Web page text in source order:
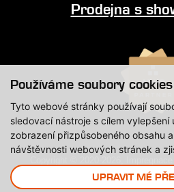
Používáme soubory cookies
Tyto webové stránky používají
sledovací nástroje s cílem
zobrazení přizpůsobeného obsahu
návštěvnosti webových stránek a
UPRAVIT MÉ
Prodejna s
vyhrazena.